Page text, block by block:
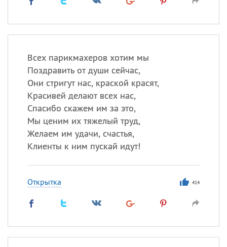
Всех парикмахеров хотим мы
Поздравить от души сейчас,
Они стригут нас, краской красят,
Красивей делают всех нас,
Спасибо скажем им за это,
Мы ценим их тяжелый труд,
Желаем им удачи, счастья,
Клиенты к ним пускай идут!
Открытка 414